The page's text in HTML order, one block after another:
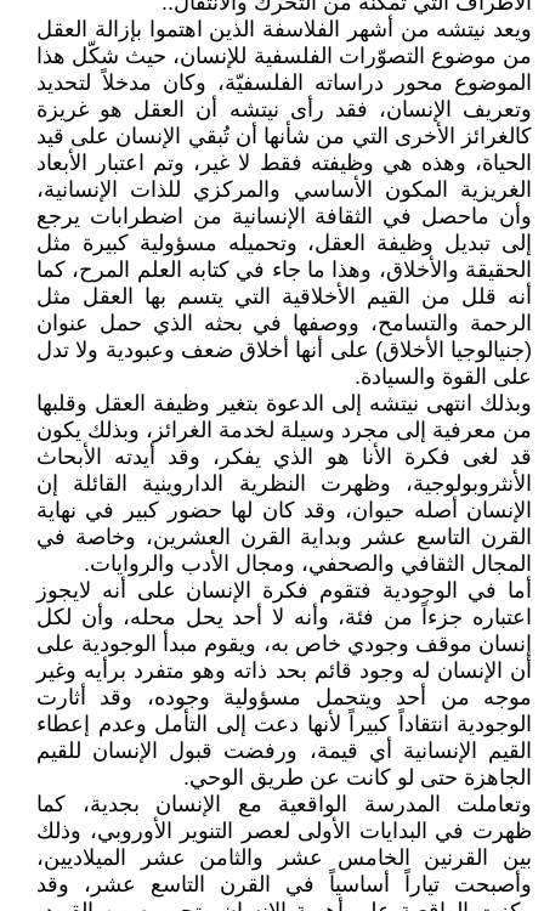
ويعد نيتشه من أشهر الفلاسفة الذين اهتموا بإزالة العقل
من موضوع التصوّرات الفلسفية للإنسان، حيث شكّل هذا
الموضوع محور دراساته الفلسفيّة، وكان مدخلاً لتحديد
وتعريف الإنسان، فقد رأى نيتشه أن العقل هو غريزة
كالغرائز الأخرى التي من شأنها أن تُبقي الإنسان على قيد
الحياة، وهذه هي وظيفته فقط لا غير، وتم اعتبار الأبعاد
الغريزية المكون الأساسي والمركزي للذات الإنسانية،
وأن ماحصل في الثقافة الإنسانية من اضطرابات يرجع
إلى تبديل وظيفة العقل، وتحميله مسؤولية كبيرة مثل
الحقيقة والأخلاق، وهذا ما جاء في كتابه العلم المرح، كما
أنه قلل من القيم الأخلاقية التي يتسم بها العقل مثل
الرحمة والتسامح، ووصفها في بحثه الذي حمل عنوان
(جنيالوجيا الأخلاق) على أنها أخلاق ضعف وعبودية ولا تدل
على القوة والسيادة.
وبذلك انتهى نيتشه إلى الدعوة بتغير وظيفة العقل وقلبها
من معرفية إلى مجرد وسيلة لخدمة الغرائز، وبذلك يكون
قد لغى فكرة الأنا هو الذي يفكر، وقد أيدته الأبحاث
الأنثروبولوجية، وظهرت النظرية الداروينية القائلة إن
الإنسان أصله حيوان، وقد كان لها حضور كبير في نهاية
القرن التاسع عشر وبداية القرن العشرين، وخاصة في
المجال الثقافي والصحفي، ومجال الأدب والروايات.
أما في الوجودية فتقوم فكرة الإنسان على أنه لايجوز
اعتباره جزءاً من فئة، وأنه لا أحد يحل محله، وأن لكل
إنسان موقف وجودي خاص به، ويقوم مبدأ الوجودية على
أن الإنسان له وجود قائم بحد ذاته وهو متفرد برأيه وغير
موجه من أحد ويتحمل مسؤولية وجوده، وقد أثارت
الوجودية انتقاداً كبيراً لأنها دعت إلى التأمل وعدم إعطاء
القيم الإنسانية أي قيمة، ورفضت قبول الإنسان للقيم
الجاهزة حتى لو كانت عن طريق الوحي.
وتعاملت المدرسة الواقعية مع الإنسان بجدية، كما
ظهرت في البدايات الأولى لعصر التنوير الأوروبي، وذلك
بين القرنين الخامس عشر والثامن عشر الميلاديين،
وأصبحت تياراً أساسياً في القرن التاسع عشر، وقد